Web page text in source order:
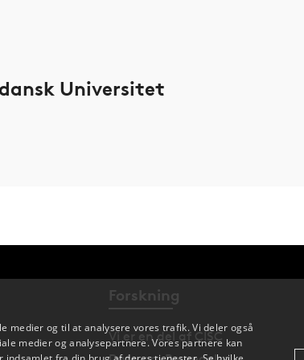
Universitet
Forskning
Vi er en del af CISC
medier og til at analysere vores trafik. Vi deler også
medier og analysepartnere. Vores partnere kan